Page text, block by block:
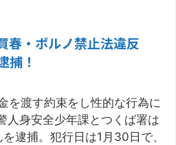
春・ポルノ禁止法違反
捕！
を渡す約束をし性的な行為に
人身安全少年課とつくば署は
逮捕。犯行日は1月30日で、